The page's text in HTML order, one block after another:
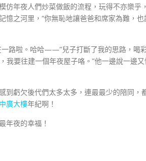
年夜人們炒菜做飯的流程，玩得不亦樂乎，
憶之河里，“你無恥地讓爸爸和席家為難，也
一路啦。哈哈——”兒子打斷了我的思路，喝
我要往建一個年夜屋子咯。”他一邊說一邊
到虧欠後代們太多太多，連最最少的陪同，
中廣大樓年紀啊！
年夜的幸福！